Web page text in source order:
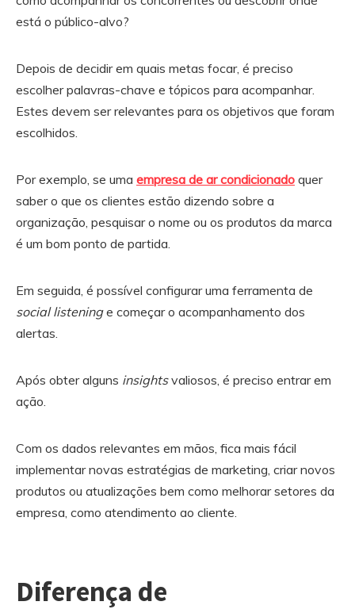
está o público-alvo?
Depois de decidir em quais metas focar, é preciso
escolher palavras-chave e tópicos para acompanhar.
Estes devem ser relevantes para os objetivos que foram
escolhidos.
Por exemplo, se uma empresa de ar condicionado quer
saber o que os clientes estão dizendo sobre a
organização, pesquisar o nome ou os produtos da marca
é um bom ponto de partida.
Em seguida, é possível configurar uma ferramenta de
social listeninge começar o acompanhamento dos
alertas.
Após obter alguns insightsvaliosos, é preciso entrar em
ação.
Com os dados relevantes em mãos, fica mais fácil
implementar novas estratégias de marketing, criar novos
produtos ou atualizações bem como melhorar setores da
empresa, como atendimento ao cliente.
Diferença de